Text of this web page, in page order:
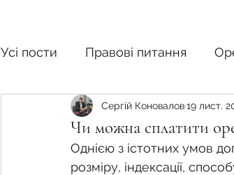
Усі пости Правові питання
Ринок землі Податки
Фермерське господарство
Чи можна сплатити
Сергій Коновалов19 лист.
Однією з істотних умов
розміру, індексації,